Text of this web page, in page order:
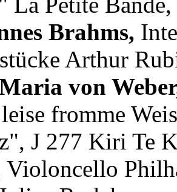
Brahms,
Arthur
von
fromme
J 277 Kiri Te
Violoncello